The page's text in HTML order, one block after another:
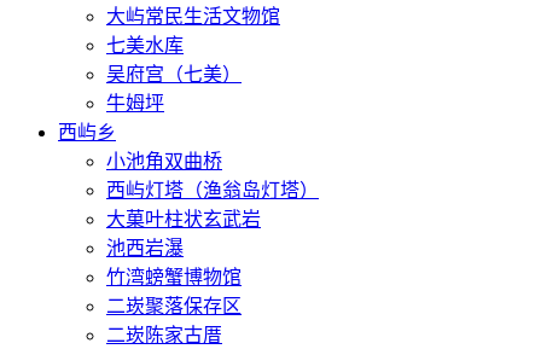
大屿常民生活文物馆
七美水库
吴府宫（七美）
牛姆坪
西屿乡
小池角双曲桥
西屿灯塔（渔翁岛灯塔）
大菓叶柱状玄武岩
池西岩瀑
竹湾螃蟹博物馆
二崁聚落保存区
二崁陈家古厝